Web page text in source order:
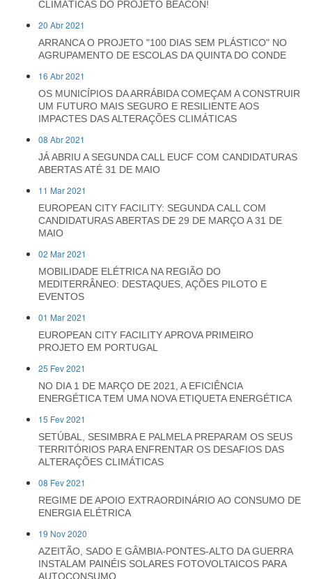
CLIMÁTICAS DO PROJETO BEACON!
20 Abr 2021
ARRANCA O PROJETO "100 DIAS SEM PLÁSTICO" NO
AGRUPAMENTO DE ESCOLAS DA QUINTA DO CONDE
16 Abr 2021
OS MUNICÍPIOS DA ARRÁBIDA COMEÇAM A CONSTRUIR
UM FUTURO MAIS SEGURO E RESILIENTE AOS
IMPACTES DAS ALTERAÇÕES CLIMÁTICAS
08 Abr 2021
JÁ ABRIU A SEGUNDA CALL EUCF COM CANDIDATURAS
ABERTAS ATÉ 31 DE MAIO
11 Mar 2021
EUROPEAN CITY FACILITY: SEGUNDA CALL COM
CANDIDATURAS ABERTAS DE 29 DE MARÇO A 31 DE
MAIO
02 Mar 2021
MOBILIDADE ELÉTRICA NA REGIÃO DO
MEDITERRÂNEO: DESTAQUES, AÇÕES PILOTO E
EVENTOS
01 Mar 2021
EUROPEAN CITY FACILITY APROVA PRIMEIRO
PROJETO EM PORTUGAL
25 Fev 2021
NO DIA 1 DE MARÇO DE 2021, A EFICIÊNCIA
ENERGÉTICA TEM UMA NOVA ETIQUETA ENERGÉTICA
15 Fev 2021
SETÚBAL, SESIMBRA E PALMELA PREPARAM OS SEUS
TERRITÓRIOS PARA ENFRENTAR OS DESAFIOS DAS
ALTERAÇÕES CLIMÁTICAS
08 Fev 2021
REGIME DE APOIO EXTRAORDINÁRIO AO CONSUMO DE
ENERGIA ELÉTRICA
19 Nov 2020
AZEITÃO, SADO E GÂMBIA-PONTES-ALTO DA GUERRA
INSTALAM PAINÉIS SOLARES FOTOVOLTAICOS PARA
AUTOCONSUMO